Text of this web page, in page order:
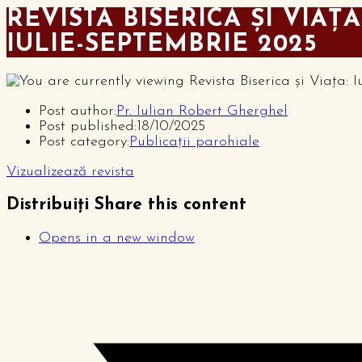
REVISTA BISERICA ȘI
IULIE-SEPTEMBRIE 2025
Post author:Pr. Iulian Robert Gherghel
Post published: 18/10/2025
Post category:Publicații parohiale
Vizualizează revista
Distribuiți Share this content
Opens in a new window